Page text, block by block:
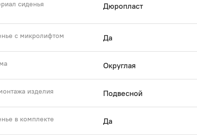
сиденья Дюропласт
с микролифтом Да
Округлая
изделия Подвесной
в комплекте Да